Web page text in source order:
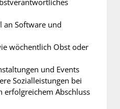
an Software und
wöchentlich Obst oder
und Events
Sozialleistungen bei
erfolgreichem Abschluss